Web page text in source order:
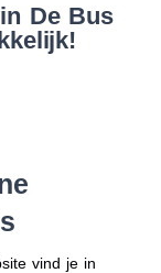
De Bus
vind je in